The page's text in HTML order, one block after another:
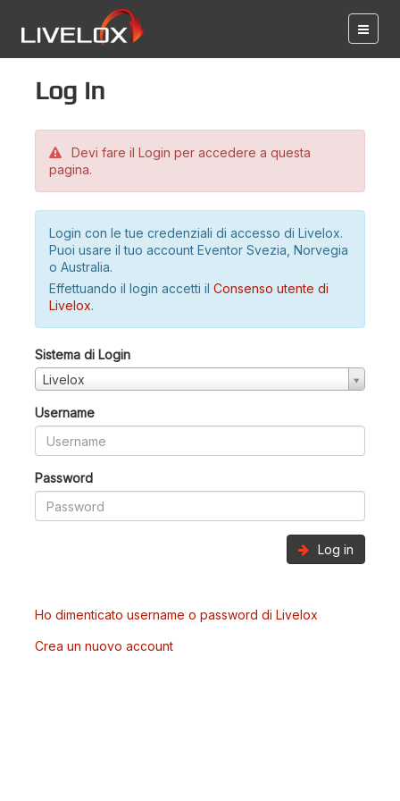
Log in
Devi fare il Login per accedere a questa
pagina.
Login con le tue credenziali di accesso di Livelox.
Puoi usare il tuo account Eventor Svezia, Norvegia
o Australia.
Effettuando il login accetti il Consenso utente di
Livelox.
Sistema di Login
Livelox
Username
Password
Log in
Ho dimenticato username o password di Livelox
Crea un nuovo account